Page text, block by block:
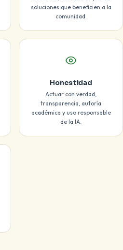
soluciones que beneficien a la
comunidad.
Honestidad
Actuar con verdad,
transparencia, autoría
académica y uso responsable
de la IA.